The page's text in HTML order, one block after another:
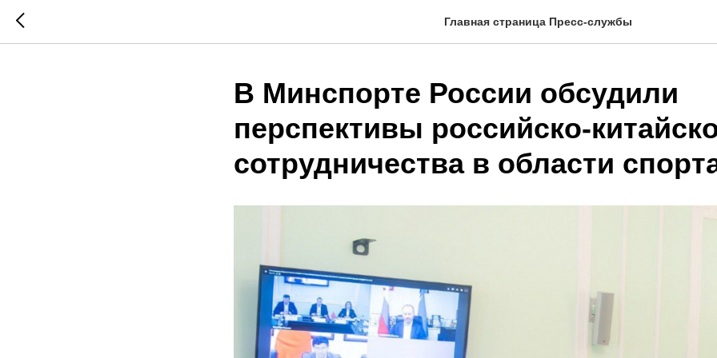
Главная страница Пресс-службы
В Минспорте России обсудили
перспективы российско-
сотрудничества в области